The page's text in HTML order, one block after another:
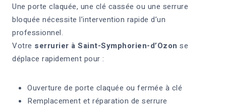
Une porte claquée, une clé cassée ou une serrure
bloquée nécessite l’intervention rapide d’un
professionnel.
Votre serrurier à Saint-Symphorien-d’Ozon se
déplace rapidement pour :
Ouverture de porte claquée ou fermée à clé
Remplacement et réparation de serrure